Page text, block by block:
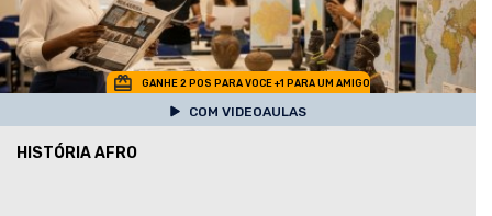
GANHE 2 POS PARA VOCE +1 PARA UM AMIGO
COM VIDEOAULAS
HISTÓRIA AFRO